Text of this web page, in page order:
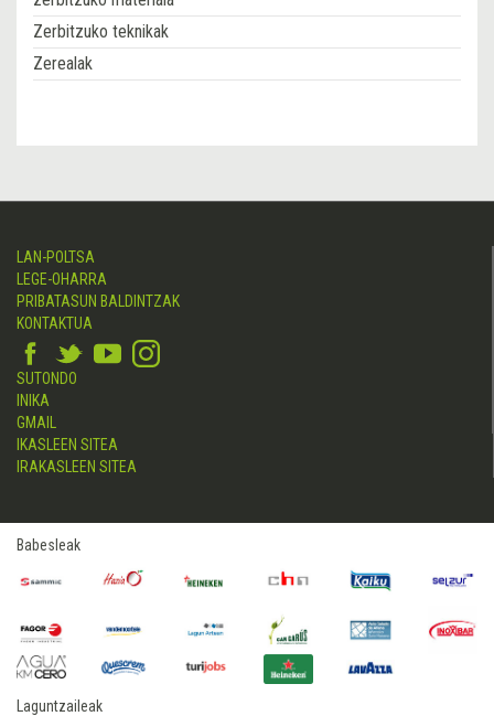
Zerbitzuko teknikak
Zerealak
LAN-POLTSA
LEGE-OHARRA
PRIBATASUN BALDINTZAK
KONTAKTUA
SUTONDO
INIKA
GMAIL
IKASLEEN SITEA
IRAKASLEEN SITEA
Babesleak
Laguntzaileak